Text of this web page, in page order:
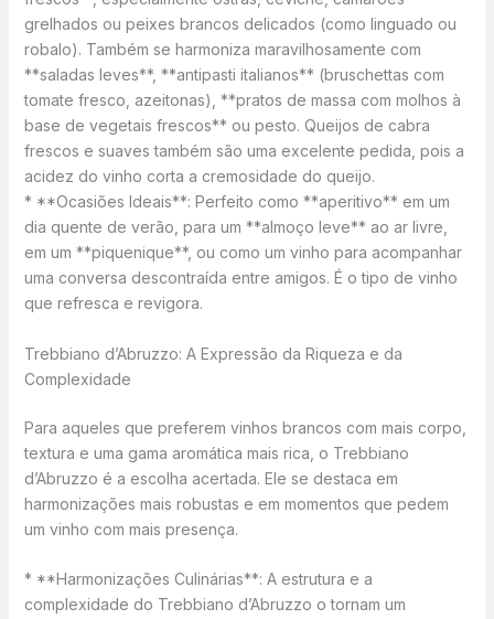
grelhados ou peixes brancos delicados (como linguado ou
robalo). Também se harmoniza maravilhosamente com
**saladas leves**, **antipasti italianos** (bruschettas com
tomate fresco, azeitonas), **pratos de massa com molhos à
base de vegetais frescos** ou pesto. Queijos de cabra
frescos e suaves também são uma excelente pedida, pois a
acidez do vinho corta a cremosidade do queijo.
* **Ocasiões Ideais**: Perfeito como **aperitivo** em um
dia quente de verão, para um **almoço leve** ao ar livre,
em um **piquenique**, ou como um vinho para acompanhar
uma conversa descontraída entre amigos. É o tipo de vinho
que refresca e revigora.
Trebbiano d’Abruzzo: A Expressão da Riqueza e da
Complexidade
Para aqueles que preferem vinhos brancos com mais corpo,
textura e uma gama aromática mais rica, o Trebbiano
d’Abruzzo é a escolha acertada. Ele se destaca em
harmonizações mais robustas e em momentos que pedem
um vinho com mais presença.
* **Harmonizações Culinárias**: A estrutura e a
complexidade do Trebbiano d’Abruzzo o tornam um